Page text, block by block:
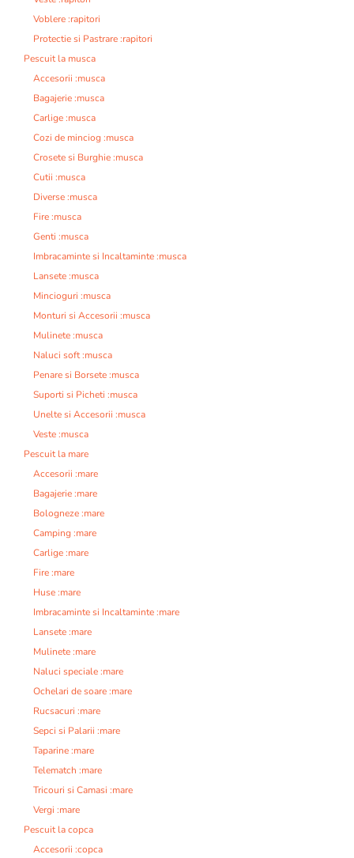
Voblere :rapitori
Protectie si Pastrare :rapitori
Pescuit la musca
Accesorii :musca
Bagajerie :musca
Carlige :musca
Cozi de minciog :musca
Crosete si Burghie :musca
Cutii :musca
Diverse :musca
Fire :musca
Genti :musca
Imbracaminte si Incaltaminte :musca
Lansete :musca
Mincioguri :musca
Monturi si Accesorii :musca
Mulinete :musca
Naluci soft :musca
Penare si Borsete :musca
Suporti si Picheti :musca
Unelte si Accesorii :musca
Veste :musca
Pescuit la mare
Accesorii :mare
Bagajerie :mare
Bologneze :mare
Camping :mare
Carlige :mare
Fire :mare
Huse :mare
Imbracaminte si Incaltaminte :mare
Lansete :mare
Mulinete :mare
Naluci speciale :mare
Ochelari de soare :mare
Rucsacuri :mare
Sepci si Palarii :mare
Taparine :mare
Telematch :mare
Tricouri si Camasi :mare
Vergi :mare
Pescuit la copca
Accesorii :copca